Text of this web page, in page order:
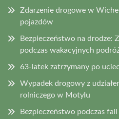
Zdarzenie drogowe w
pojazdów
Bezpieczeństwo na drodze:
podczas wakacyjnych
63-latek zatrzymany po
Wypadek drogowy z
rolniczego w Motylu
Bezpieczeństwo podczas